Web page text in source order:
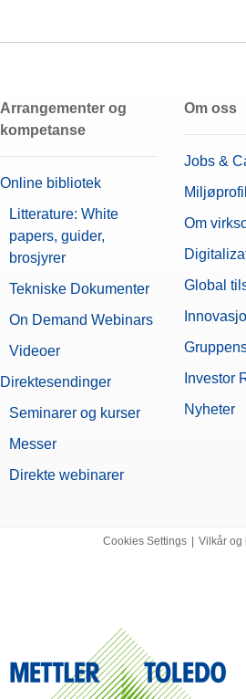
Arrangementer og
kompetanse
Online bibliotek
Litterature: White
papers, guider,
brosjyrer
Tekniske Dokumenter
On Demand Webinars
Videoer
Direktesendinger
Seminarer og kurser
Messer
Direkte webinarer
Om oss
Jobs &
Miljøprofil
Om
Global
Investor
Nyheter
Cookies Settings Vilkår og